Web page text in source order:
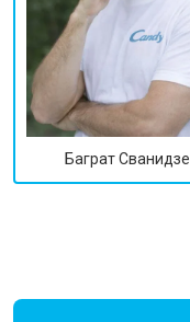
Баграт Сванидзе